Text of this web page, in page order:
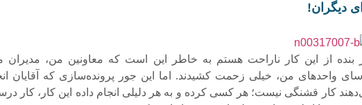
دیگران!
بنده از این کار ناراحت هستم به خاطر این است که معاونین من، مدیران
واحدهای من، خیلی زحمت کشیدند. اما این جور پرونده‌سازی که آقایان
کار قشنگی نیست؛ هر کسی کرده و به هر دلیلی انجام داده این کار، کار